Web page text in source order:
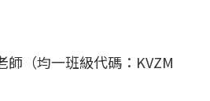
師（均一班級代碼：KVZM